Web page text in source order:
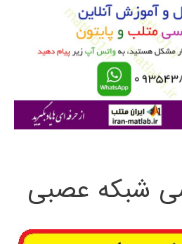
شبکه عصبی